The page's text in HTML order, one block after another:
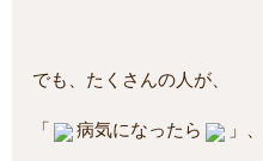
でも、たくさんの人が、
「 病気になったら 」、